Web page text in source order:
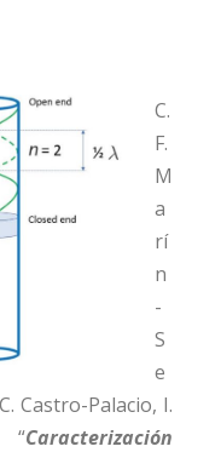
C.
F.
M
a
rí
n
-
S
e
Castro-Palacio, I.
“Caracterización